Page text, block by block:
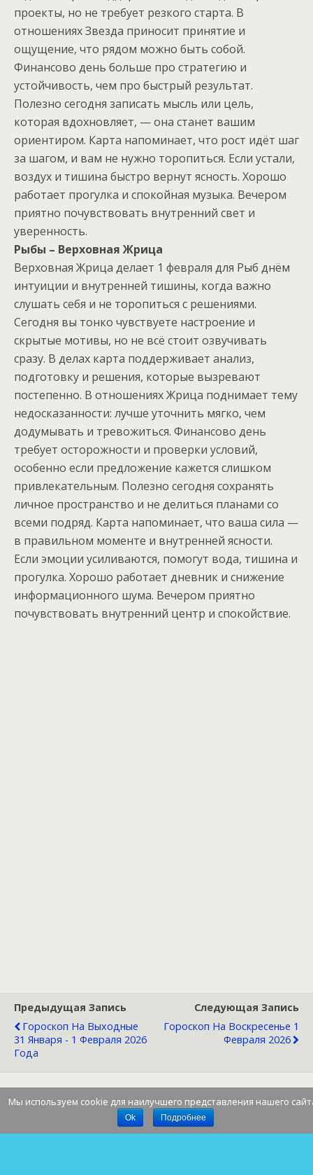
проекты, но не требует резкого старта. В
отношениях Звезда приносит принятие и
ощущение, что рядом можно быть собой.
Финансово день больше про стратегию и
устойчивость, чем про быстрый результат.
Полезно сегодня записать мысль или цель,
которая вдохновляет, — она станет вашим
ориентиром. Карта напоминает, что рост идёт шаг
за шагом, и вам не нужно торопиться. Если устали,
воздух и тишина быстро вернут ясность. Хорошо
работает прогулка и спокойная музыка. Вечером
приятно почувствовать внутренний свет и
уверенность.
Рыбы – Верховная Жрица
Верховная Жрица делает 1 февраля для Рыб днём
интуиции и внутренней тишины, когда важно
слушать себя и не торопиться с решениями.
Сегодня вы тонко чувствуете настроение и
скрытые мотивы, но не всё стоит озвучивать
сразу. В делах карта поддерживает анализ,
подготовку и решения, которые вызревают
постепенно. В отношениях Жрица поднимает тему
недосказанности: лучше уточнить мягко, чем
додумывать и тревожиться. Финансово день
требует осторожности и проверки условий,
особенно если предложение кажется слишком
привлекательным. Полезно сегодня сохранять
личное пространство и не делиться планами со
всеми подряд. Карта напоминает, что ваша сила —
в правильном моменте и внутренней ясности.
Если эмоции усиливаются, помогут вода, тишина и
прогулка. Хорошо работает дневник и снижение
информационного шума. Вечером приятно
почувствовать внутренний центр и спокойствие.
Предыдущая Запись
Гороскоп На Выходные
31 Января - 1 Февраля 2026
Года
Следующая Запись
Гороскоп На Воскресенье 1
Февраля 2026
Мы используем cookie для наилучшего представления нашего
Ok Подробнее
Наверх